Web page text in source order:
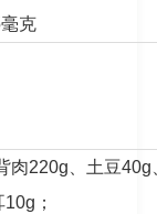
克
肉220g、土豆
；